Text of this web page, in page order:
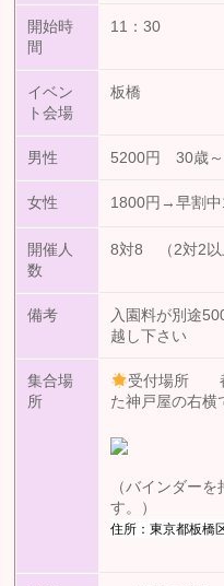
開始時
間
11：30
イベン
ト会場
板橋
男性 5200円 30歳
女性 1800円→早割
開催人
数
8対8 （2対2以
備考
入園料が別途
越し下さい
集合場
所
受付場所 都
た神戸屋の右横
（バインダー
す。）
住所：東京都板